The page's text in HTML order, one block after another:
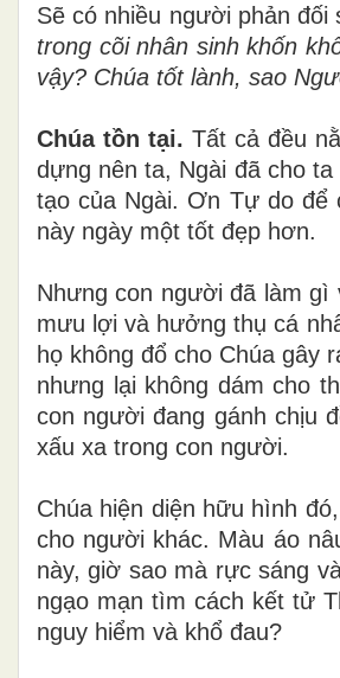
Sẽ có nhiều người phản đối
trong cõi nhân sinh khốn
vậy? Chúa tốt lành, sao
Chúa tồn tại.Tất cả đều
dựng nên ta, Ngài đã cho
tạo của Ngài. Ơn Tự do để
này ngày một tốt đẹp hơn.
Nhưng con người đã làm
mưu lợi và hưởng thụ cá
họ không đổ cho Chúa gây
nhưng lại không dám cho
con người đang gánh chịu
xấu xa trong con người.
Chúa hiện diện hữu hình
cho người khác. Màu áo
này, giờ sao mà rực sáng
ngạo mạn tìm cách kết tử
nguy hiểm và khổ đau?